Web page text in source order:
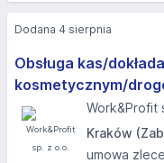
Obsługa kas/
kosmetycznym/
Work&Profit
Kraków
umowa
Dodana 4 sierpnia